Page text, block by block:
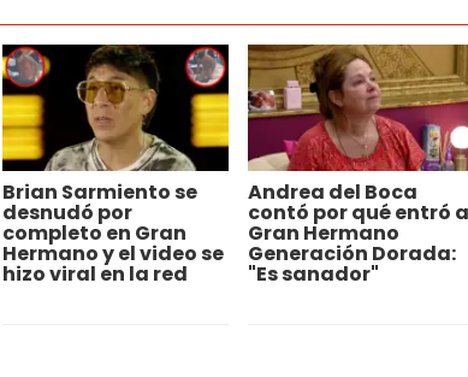
Brian Sarmiento se
desnudó por
completo en Gran
Hermano y el video se
hizo viral en la red
Andrea del Boca
contó por qué entró a
Gran Hermano
Generación Dorada:
"Es sanador"